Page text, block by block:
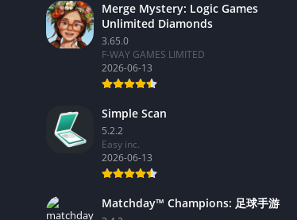
Merge Mystery: Logic Games
Unlimited Diamonds
3.65.0
F-WAY GAMES LIMITED
2026-06-13
Simple Scan
5.2.2
Easy inc.
2026-06-13
Matchday™ Champions: 足球手游